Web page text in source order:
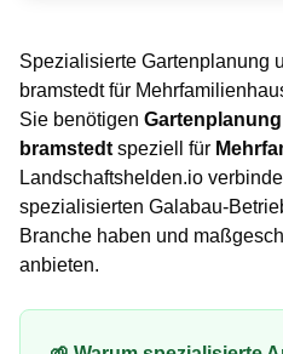
Spezialisierte Gartenplanung
bramstedtfür
Sie benötigen
bramstedt speziell für
Landschaftshelden.io
spezialisierten Galabau-
Branche haben und
anbieten.